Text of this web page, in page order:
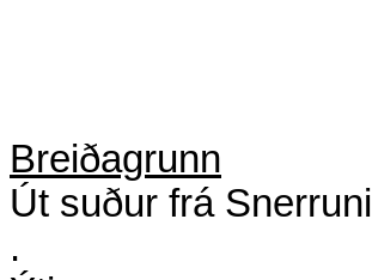
Breiðagrunn
Út suður frá Snerruni
.